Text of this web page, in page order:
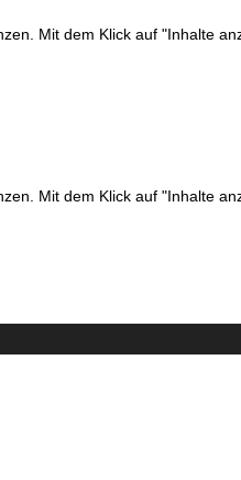
Mit dem Klick auf "Inhalte
Mit dem Klick auf "Inhalte